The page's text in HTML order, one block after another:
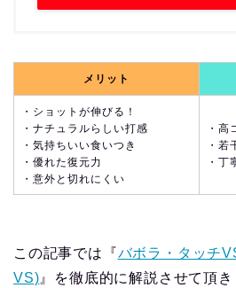
メリット
・ショットが伸びる！
・ナチュラルらしい打感
・気持ちいい食いつき
・優れた復元力
・意外と切れにくい
・高
・若
・丁
この記事では『バボラ・タッチ
VS) 』を徹底的に解説させて頂き